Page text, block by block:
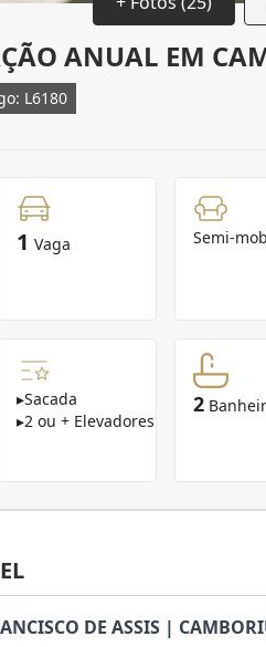
ANUAL EM
L6180
1 Vaga Semi-
▸Sacada
▸2 ou + Elevadores
2
DE ASSIS |